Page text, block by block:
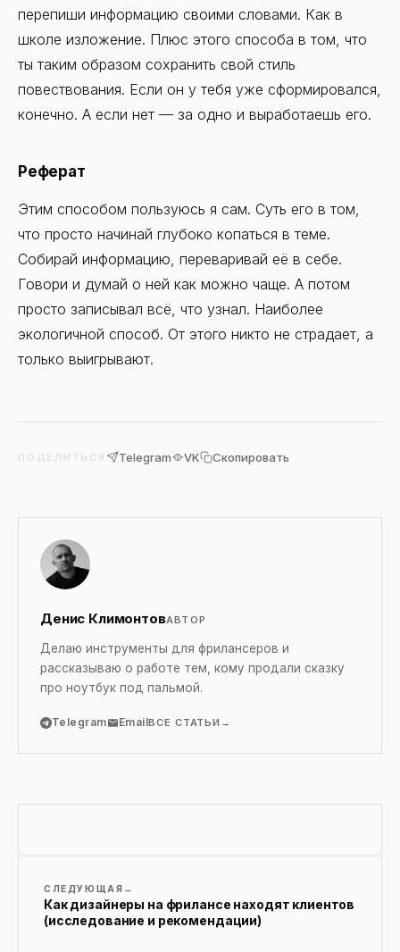
перепиши информацию своими словами. Как в
школе изложение. Плюс этого способа в том, что
ты таким образом сохранить свой стиль
повествования. Если он у тебя уже сформировался,
конечно. А если нет — за одно и выработаешь его.
Реферат
Этим способом пользуюсь я сам. Суть его в том,
что просто начинай глубоко копаться в теме.
Собирай информацию, переваривай её в себе.
Говори и думай о ней как можно чаще. А потом
просто записывал всё, что узнал. Наиболее
экологичной способ. От этого никто не страдает, а
только выигрывают.
ПОДЕЛИТЬСЯ Telegram VK Скопировать
Денис КлимонтовАВТОР
Делаю инструменты для фрилансеров и
рассказываю о работе тем, кому продали сказку
про ноутбук под пальмой.
Telegram EmailВСЕ СТАТЬИ
СЛЕДУЮЩАЯ
Как дизайнеры на фрилансе находят клиентов
(исследование и рекомендации)